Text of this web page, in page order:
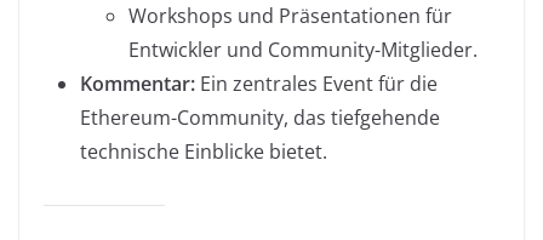
Workshops und Präsentationen für
Entwickler und Community-Mitglieder.
Kommentar: Ein zentrales Event für die
Ethereum-Community, das tiefgehende
technische Einblicke bietet.